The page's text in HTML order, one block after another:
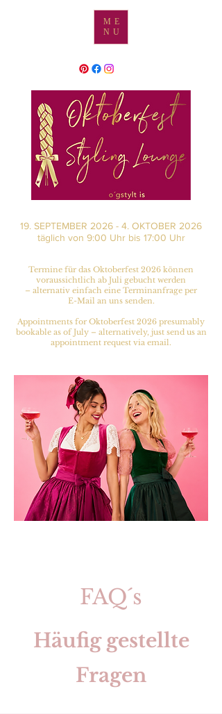
ME
NU
Termine für das Oktoberfest 2026 können
voraussichtlich ab Juli gebucht werden
– alternativ einfach eine Terminanfrage per
E-Mail an uns senden.
Appointments for Oktoberfest 2026 presumably
bookable as of July – alternatively, just send us an
appointment request via email.
19. SEPTEMBER 2026 - 4. OKTOBER 2026
täglich von 9:00 Uhr bis 17:00 Uhr
FAQ´s
Häufig gestellte
Fragen